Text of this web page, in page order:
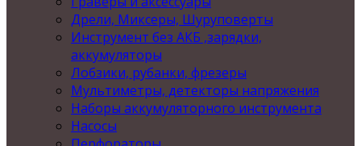
Дрели, Миксеры, Шуруповерты
Инструмент без АКБ ,зарядки,
аккумуляторы
Лобзики, рубанки, фрезеры
Мультиметры, детекторы напряжения
Наборы аккумуляторного инструмента
Насосы